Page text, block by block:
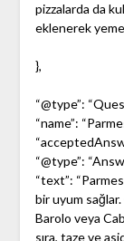
pizzalarda da
eklenerek
},
“@type”:
“name”:
“@type”:
“text”:
bir uyum
Barolo veya
sıra, taze ve